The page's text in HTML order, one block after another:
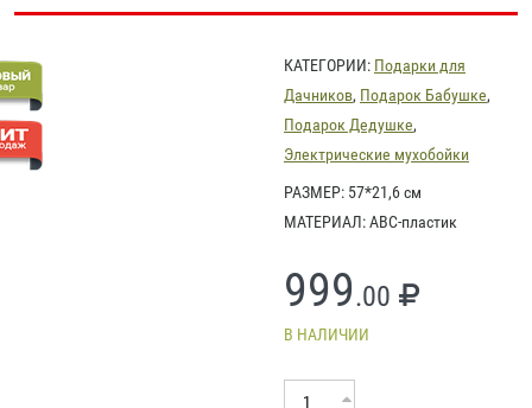
КАТЕГОРИИ: Подарки для
Дачников, Подарок Бабушке,
Подарок Дедушке,
Электрические мухобойки
РАЗМЕР: 57*21,6 см
МАТЕРИАЛ: АВС-пластик
999.00
В НАЛИЧИИ